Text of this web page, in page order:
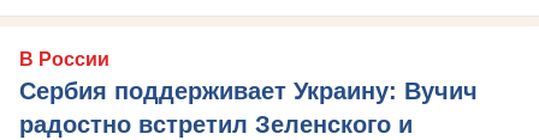
В России
Сербия поддерживает Украину: Вучич
радостно встретил Зеленского и